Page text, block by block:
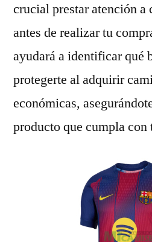
crucial prestar atención a
antes de realizar tu
ayudará a identificar qué
protegerte al adquirir
económicas,
producto que cumpla con